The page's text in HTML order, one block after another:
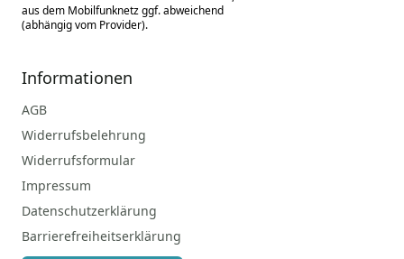
aus dem Mobilfunknetz ggf. abweichend
(abhängig vom Provider).
Informationen
AGB
Widerrufsbelehrung
Widerrufsformular
Impressum
Datenschutzerklärung
Barrierefreiheitserklärung